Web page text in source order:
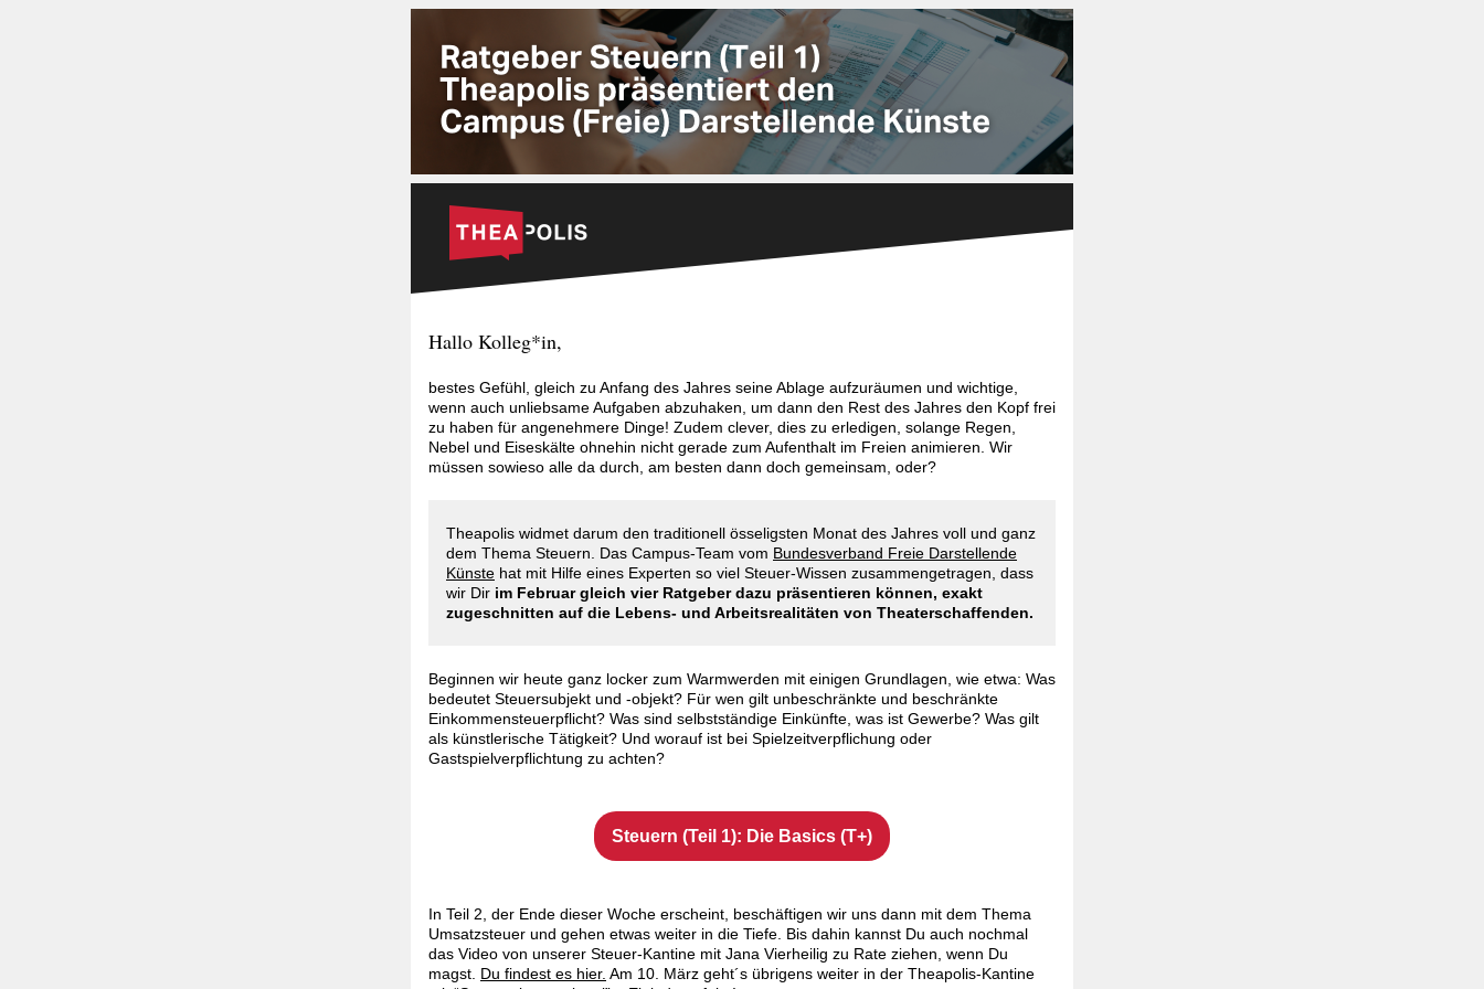
Hallo Kolleg*in,
bestes Gefühl, gleich zu Anfang des Jahres seine Ablage aufzuräumen und wichtige,
wenn auch unliebsame Aufgaben abzuhaken, um dann den Rest des Jahres den Kopf frei
zu haben für angenehmere Dinge! Zudem clever, dies zu erledigen, solange Regen,
Nebel und Eiseskälte ohnehin nicht gerade zum Aufenthalt im Freien animieren. Wir
müssen sowieso alle da durch, am besten dann doch gemeinsam, oder?
Theapolis widmet darum den traditionell össeligsten Monat des Jahres voll und ganz
dem Thema Steuern. Das Campus-Team vom Bundesverband Freie Darstellende
Künste hat mit Hilfe eines Experten so viel Steuer-Wissen zusammengetragen, dass
wir Dir im Februar gleich vier Ratgeber dazu präsentieren können, exakt
zugeschnitten auf die Lebens- und Arbeitsrealitäten von Theaterschaffenden.
Beginnen wir heute ganz locker zum Warmwerden mit einigen Grundlagen, wie etwa: Was
bedeutet Steuersubjekt und -objekt? Für wen gilt unbeschränkte und beschränkte
Einkommensteuerpflicht? Was sind selbstständige Einkünfte, was ist Gewerbe? Was gilt
als künstlerische Tätigkeit? Und worauf ist bei Spielzeitverpflichung oder
Gastspielverpflichtung zu achten?
Steuern (Teil 1): Die Basics (T+)
In Teil 2, der Ende dieser Woche erscheint, beschäftigen wir uns dann mit dem Thema
Umsatzsteuer und gehen etwas weiter in die Tiefe. Bis dahin kannst Du auch nochmal
das Video von unserer Steuer-Kantine mit Jana Vierheilig zu Rate ziehen, wenn Du
magst. Du findest es hier. Am 10. März geht´s übrigens weiter in der Theapolis-Kantine